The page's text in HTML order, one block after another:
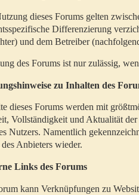
dieses Forums gelten
Differenzierung
und dem Betreiber
des Forums ist nur zulässig,
zu Inhalten des
dieses Forums werden mit
Vollständigkeit und Aktualität
Nutzers. Namentlich
Anbieters wieder.
Links des Forums
kann Verknüpfungen zu